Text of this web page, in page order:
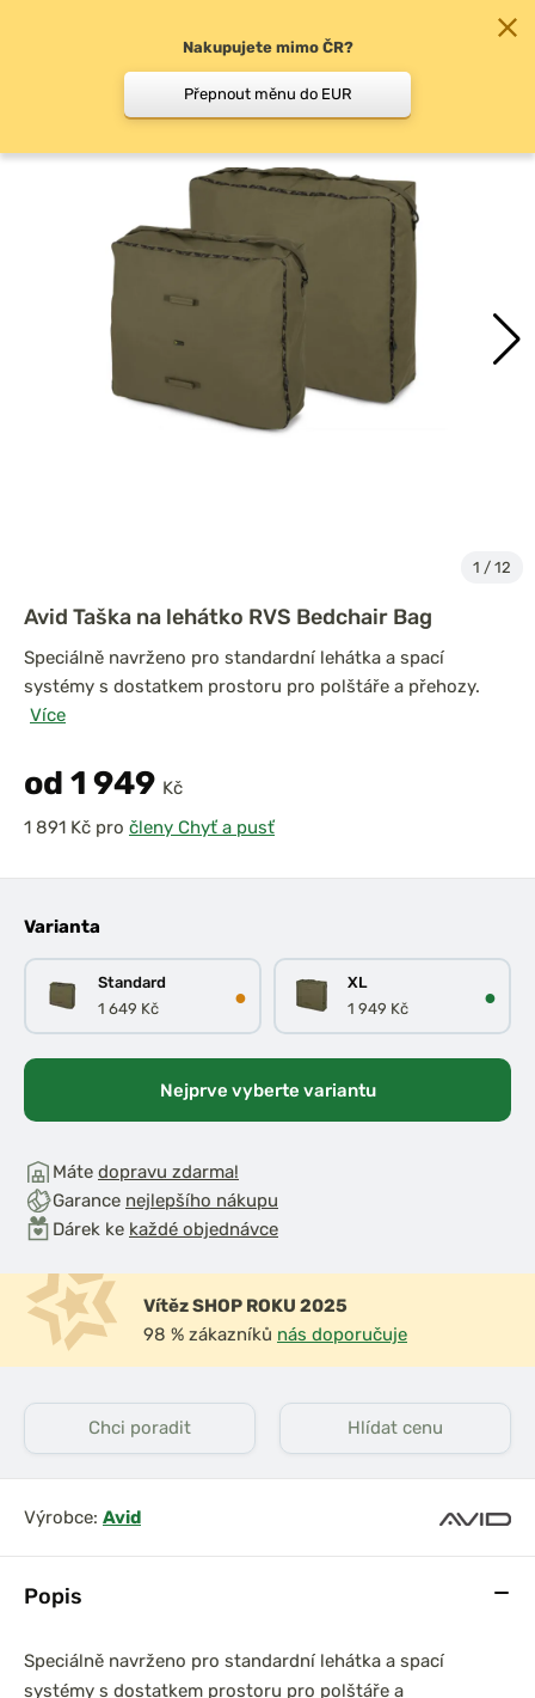
Tašky na lehátka
1 / 12
Popis
Speciálně navrženo pro standardní lehátka a spací
systémy s dostatkem prostoru pro polštáře a
Avid Taška na lehátko RVS Bedchair Bag
Speciálně navrženo pro standardní lehátka a spací
systémy s dostatkem prostoru pro polštáře a přehozy.
Více
od 1 949 Kč
pro členy Chyť a pusť
Varianta
Standard
1 649 Kč
●
XL
1 949 Kč
●
Nejprve vyberte variantu
Máte dopravu zdarma!
Garance nejlepšího nákupu
Dárek ke každé objednávce
Vítěz SHOP ROKU 2025
98 % zákazníků nás doporučuje
Chci poradit Hlídat cenu
Výrobce: Avid
Nakupujete mimo ČR?
Přepnout měnu do EUR